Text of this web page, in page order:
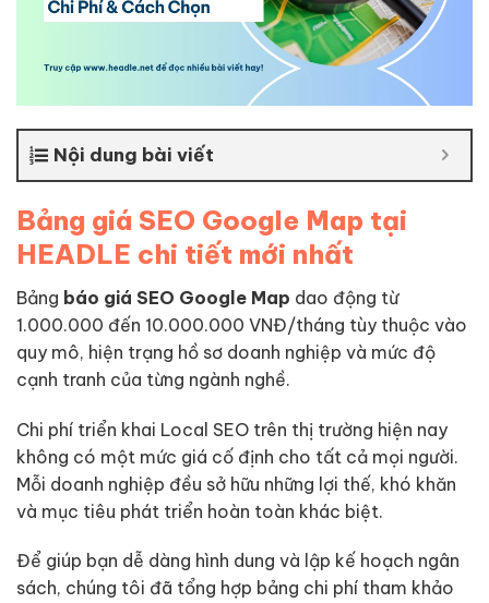
Nội dung bài viết
Bảng giá SEO Google Map tại
HEADLE chi tiết mới nhất
Bảng báo giá SEO Google Map dao động từ
1.000.000 đến 10.000.000 VNĐ/tháng tùy thuộc vào
quy mô, hiện trạng hồ sơ doanh nghiệp và mức độ
cạnh tranh của từng ngành nghề.
Chi phí triển khai Local SEO trên thị trường hiện nay
không có một mức giá cố định cho tất cả mọi người.
Mỗi doanh nghiệp đều sở hữu những lợi thế, khó khăn
và mục tiêu phát triển hoàn toàn khác biệt.
Để giúp bạn dễ dàng hình dung và lập kế hoạch ngân
sách, chúng tôi đã tổng hợp bảng chi phí tham khảo